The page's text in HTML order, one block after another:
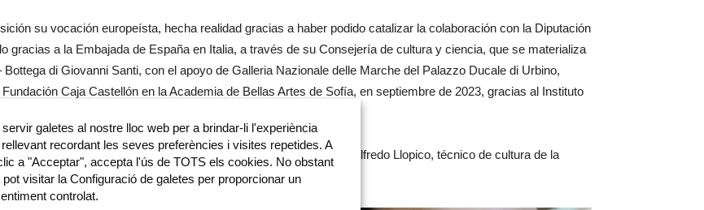
su vocación europeísta, hecha realidad gracias a haber podido catalizar la colaboración con la Diputación
gracias a la Embajada de España en Italia, a través de su Consejería de cultura y ciencia, que se materializa
di Giovanni Santi, con el apoyo de Galleria Nazionale delle Marche del Palazzo Ducale di Urbino,
Caja Castellón en la Academia de Bellas Artes de Sofía, en septiembre de 2023, gracias al Instituto
Española del Consejo de la Unión Europea.
presidente de la Accademia Raffaello di Urbino y el Doctor Alfredo Llopico, técnico de cultura de la
servir galetes al nostre lloc web per a brindar-li l'experiència
recordant les seves preferències i visites repetides. A
a "Acceptar", accepta l'ús de TOTS els cookies. No obstant
pot visitar la Configuració de galetes per proporcionar un
controlat.